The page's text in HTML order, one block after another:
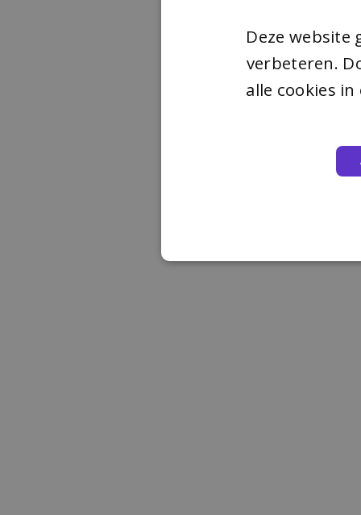
Deze
verbeteren.
alle cookies